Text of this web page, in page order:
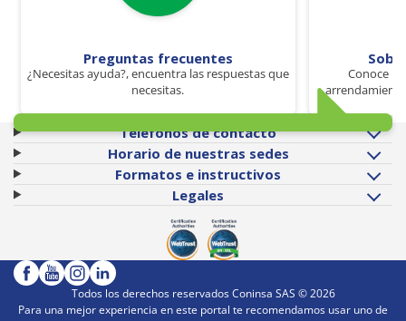
Preguntas frecuentes
¿Necesitas ayuda?, encuentra las respuestas que
necesitas.
Conoce
Teléfonos de contacto
Horario de nuestras sedes
Formatos e instructivos
Legales
Todos los derechos reservados Coninsa SAS ©2026
Para una mejor experiencia en este portal te recomendamos usar uno de